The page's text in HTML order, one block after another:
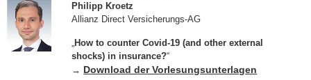
Philipp Kroetz
Allianz Direct Versicherungs-AG
How to counter Covid-19 (and other external
shocks) in insurance?“
→ Download der Vorlesungsunterlagen